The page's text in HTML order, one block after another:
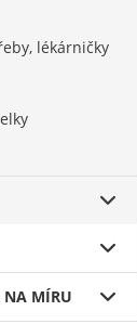
lékárničky
NA MÍRU